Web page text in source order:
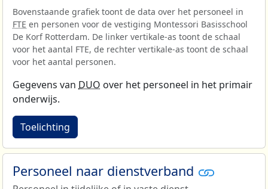
Bovenstaande grafiek toont de data over het personeel in
FTE en personen voor de vestiging Montessori Basisschool
De Korf Rotterdam. De linker vertikale-as toont de schaal
voor het aantal FTE, de rechter vertikale-as toont de schaal
voor het aantal personen.
Gegevens van DUO over het personeel in het primair
onderwijs.
Toelichting
Personeel naar dienstverband